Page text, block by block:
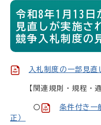
令和8年1月13日
見直しが実施さ
競争入札制度の
入札制度の一部見直
【関連規則・規程・通
〇
条件付き一
正）